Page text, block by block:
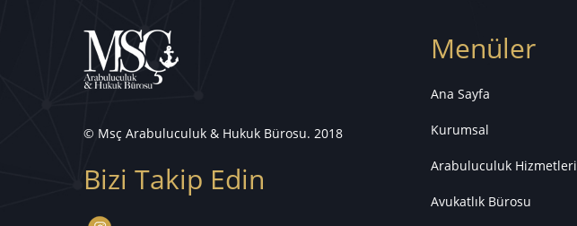
© Msç Arabuluculuk & Hukuk Bürosu. 2018
Bizi Takip Edin
Menüler
Ana Sayfa
Kurumsal
Arabuluculuk Hizmetleri
Avukatlık Bürosu